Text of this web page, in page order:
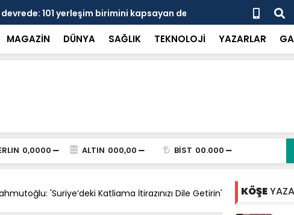
101 yerleşim birimini kapsayan dev su
Prof. Dr. Dalyan:
kırılmayı 'metroköy'
MAGAZİN DÜNYA SAĞLIK TEKNOLOJİ YAZARLAR
0,0000 ALTIN 000,00 BİST 00.000
'Suriye’deki Katliama İtirazınızı Dile Getirin' KÖŞE